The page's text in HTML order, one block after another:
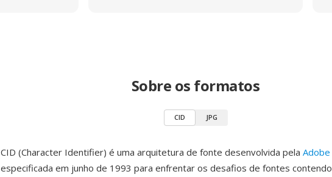
Sobre os formatos
CID JPG
CID (Character Identifier) é uma arquitetura de fonte desenvolvida pela
especificada em junho de 1993 para enfrentar os desafios de fontes